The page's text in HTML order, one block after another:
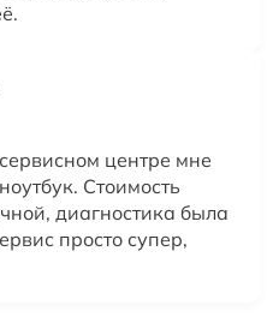
центре мне
Стоимость
диагностика была
просто супер,